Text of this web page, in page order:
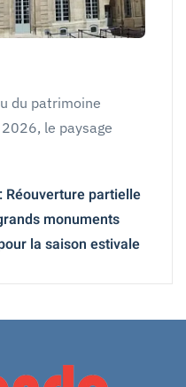
du patrimoine
le paysage
Réouverture partielle
monuments
la saison estivale